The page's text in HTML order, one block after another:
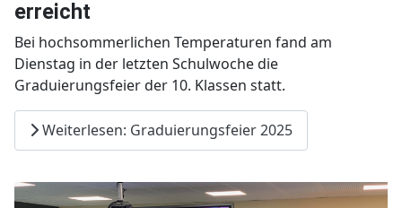
erreicht
Bei hochsommerlichen Temperaturen fand am
Dienstag in der letzten Schulwoche die
Graduierungsfeier der 10. Klassen statt.
Weiterlesen: Graduierungsfeier 2025